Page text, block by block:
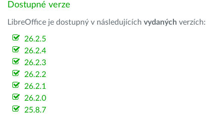
Dostupné verze
LibreOffice je dostupný v následujících vydaných verzích:
26.2.5
26.2.4
26.2.3
26.2.2
26.2.1
26.2.0
25.8.7